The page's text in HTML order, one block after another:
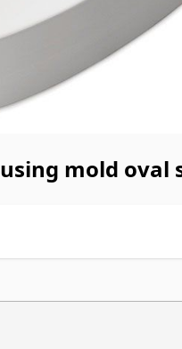
mold oval